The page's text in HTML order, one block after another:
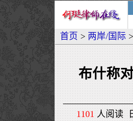
首页 > 两岸/国际
布什称
1101 人阅读